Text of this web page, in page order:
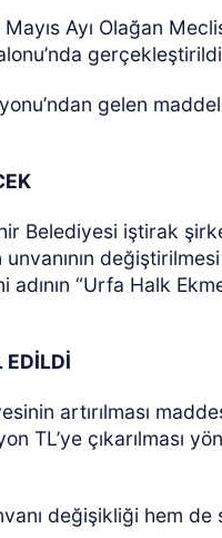
Ayı Olağan
gelen
Belediyesi iştirak
değiştirilmesi
“Urfa Halk
EDİLDİ
artırılması
TL’ye çıkarılması
değişikliği hem de